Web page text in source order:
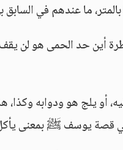
ما عندهم في السابق
أين حد الحمى هو لن
يلج هو ودوابه وكذا،
قصة يوسف ﷺ بمعنى